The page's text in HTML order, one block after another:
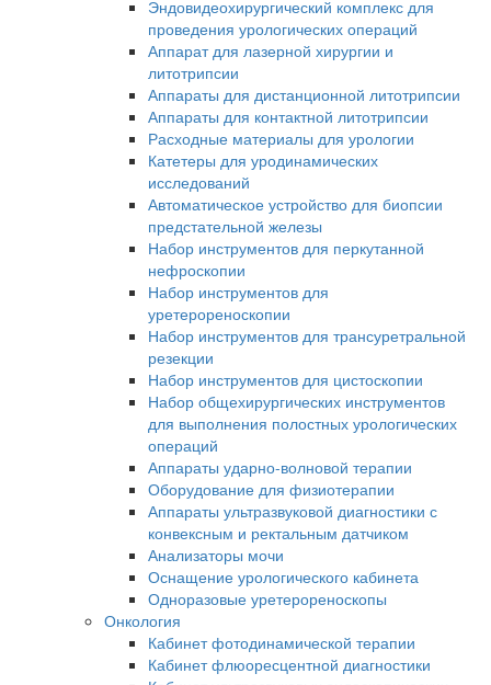
Эндовидеохирургический комплекс для
проведения урологических операций
Аппарат для лазерной хирургии и
литотрипсии
Аппараты для дистанционной литотрипсии
Аппараты для контактной литотрипсии
Расходные материалы для урологии
Катетеры для уродинамических
исследований
Автоматическое устройство для биопсии
предстательной железы
Набор инструментов для перкутанной
нефроскопии
Набор инструментов для
уретерореноскопии
Набор инструментов для трансуретральной
резекции
Набор инструментов для цистоскопии
Набор общехирургических инструментов
для выполнения полостных урологических
операций
Аппараты ударно-волновой терапии
Оборудование для физиотерапии
Аппараты ультразвуковой диагностики с
конвексным и ректальным датчиком
Анализаторы мочи
Оснащение урологического кабинета
Одноразовые уретерореноскопы
Онкология
Кабинет фотодинамической терапии
Кабинет флюоресцентной диагностики